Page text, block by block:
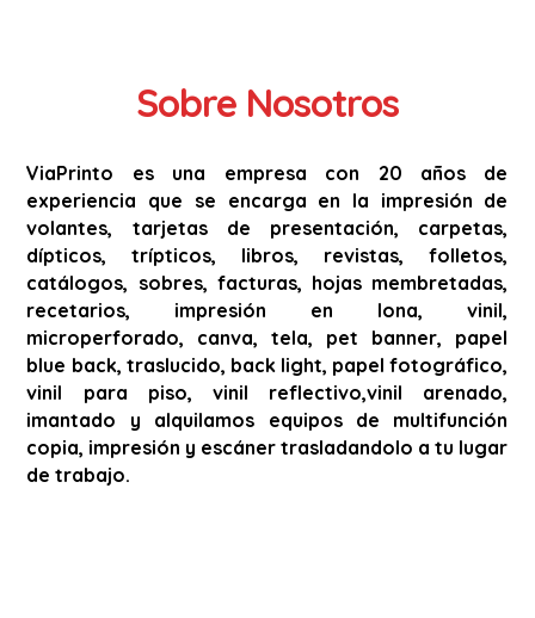
Sobre Nosotros
ViaPrinto es una empresa con 20 años de
experiencia que se encarga en la impresión de
volantes, tarjetas de presentación, carpetas,
dípticos, trípticos, libros, revistas, folletos,
catálogos, sobres, facturas, hojas membretadas,
recetarios, impresión en lona, vinil,
microperforado, canva, tela, pet banner, papel
blue back, traslucido, back light, papel fotográfico,
vinil para piso, vinil reflectivo,vinil arenado,
imantado y alquilamos equipos de multifunción
copia, impresión y escáner trasladandolo a tu lugar
de trabajo.